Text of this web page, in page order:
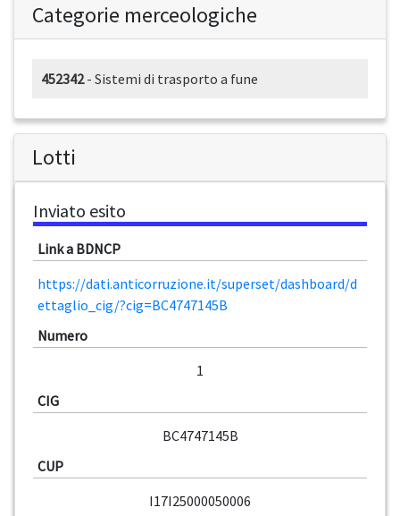
Categorie merceologiche
452342- Sistemi di trasporto a fune
Lotti
Inviato esito
Link a BDNCP
https://dati.anticorruzione.it/superset/dashboard/d
ettaglio_cig/?cig=BC4747145B
Numero
1
CIG
BC4747145B
CUP
I17I25000050006